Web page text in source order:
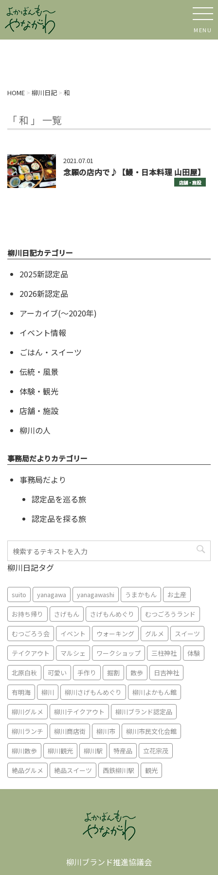
MENU
HOME > 柳川日記 > 和
「 和 」 一覧
2021.07.01
念願の店内で♪【鰻・日本料理 山田屋】
店舗・施設
柳川日記カテゴリー
2025新認定品
2026新認定品
アーカイブ(〜2020年)
イベント情報
ごはん・スイーツ
伝統・風景
体験・観光
店舗・施設
柳川の人
事務局だよりカテゴリー
事務局だより
認定品を巡る旅
認定品を探る旅
柳川日記タグ
suito yanagawa yanagawashi うまかもん お土産
お持ち帰り さげもん さげもんめぐり むつごろうランド
むつごろう会 イベント ウォーキング グルメ スイーツ
テイクアウト マルシェ ワークショップ 三柱神社 体験
北原白秋 可愛い 手作り 掘割 散歩 日吉神社
有明海 柳川 柳川さげもんめぐり 柳川よかもん館
柳川グルメ 柳川テイクアウト 柳川ブランド認定品
柳川ランチ 柳川商店街 柳川市 柳川市民文化会館
柳川散歩 柳川観光 柳川駅 特産品 立花宗茂
絶品グルメ 絶品スイーツ 西鉄柳川駅 観光
柳川ブランド推進協議会